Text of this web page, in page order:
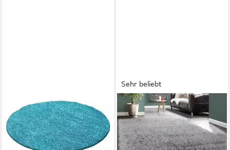
SCHÖNESWOHNEN24
Hochflor-Teppich Hochflor
Teppich LIFE Türkis
ab 25,00 €
lieferbar - in 4-5 Werktagen bei dir
Sehr beliebt
PACO HOME
Hochflor-Teppich Glamour
300, rechteckig, Höhe: 70
mm, Uni Farben, mit weichem